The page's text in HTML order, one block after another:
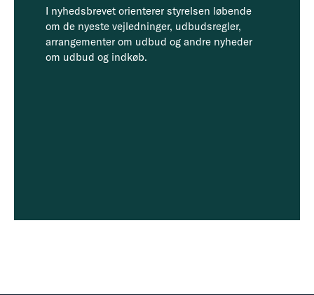
I nyhedsbrevet orienterer styrelsen løbende
om de nyeste vejledninger, udbudsregler,
arrangementer om udbud og andre nyheder
om udbud og indkøb.